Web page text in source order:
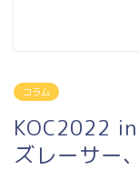
コラム
KOC2022
ズレーサー